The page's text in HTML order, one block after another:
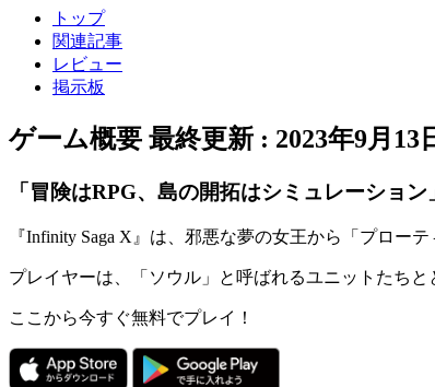
トップ
関連記事
レビュー
掲示板
ゲーム概要 最終更新 : 2023年9月13
「冒険はRPG、島の開拓はシミュレーショ
『Infinity Saga X』は、邪悪な夢の女王から「プロー
プレイヤーは、「 ソウル 」と呼ばれるユニットたち
ここから今すぐ無料でプレイ！